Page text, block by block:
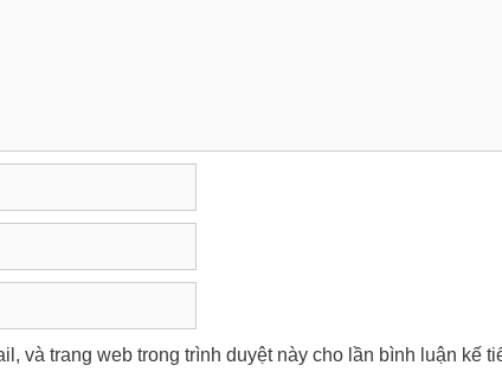
và trang web trong trình duyệt này cho lần bình luận kế